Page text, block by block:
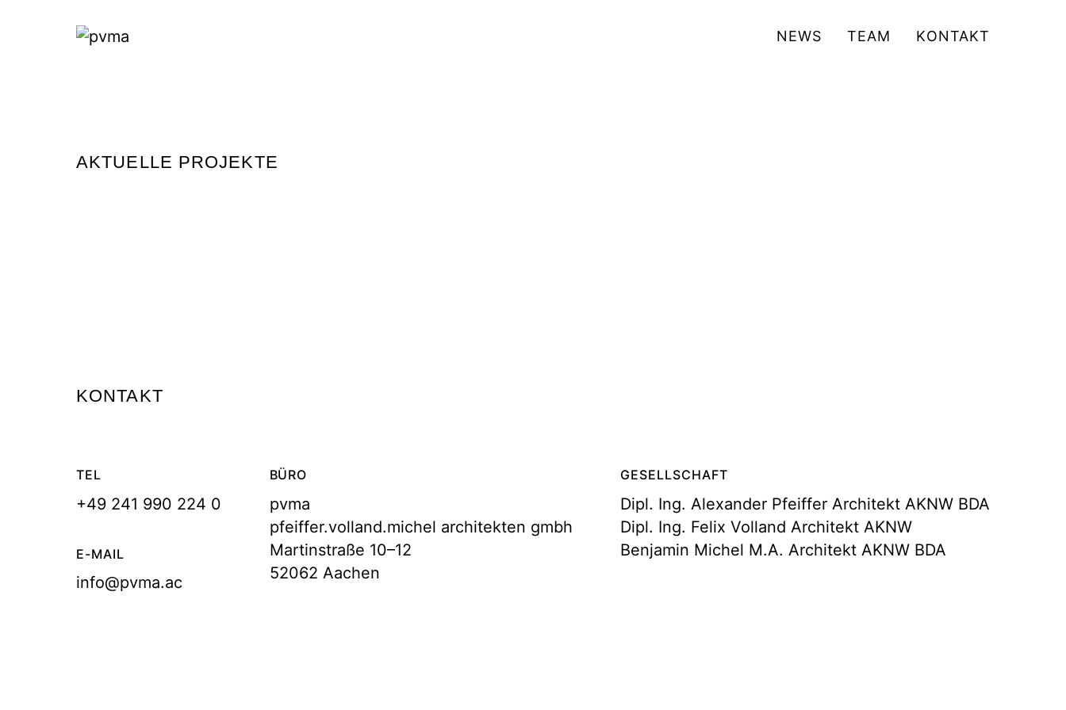
NEWS TEAM KONTAKT
AKTUELLE PROJEKTE
KONTAKT
TEL
+49 241 990 224 0
E-MAIL
info@pvma.ac
BÜRO
pvma
pfeiffer.volland.michel architekten gmbh
Martinstraße 10–12
52062 Aachen
GESELLSCHAFT
Dipl. Ing. Alexander Pfeiffer Architekt AKNW BDA
Dipl. Ing. Felix Volland Architekt AKNW
Benjamin Michel M.A. Architekt AKNW BDA